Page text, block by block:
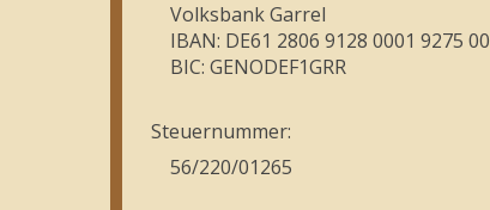
Volksbank Garrel
IBAN: DE61 2806 9128 0001 9275 00
BIC: GENODEF1GRR
Steuernummer:
56/220/01265